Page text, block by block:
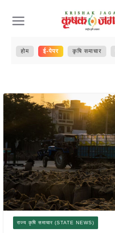
content
होम ई-पेपर कृषि समाचार
राज्य कृषि समाचार (STATE NEWS)